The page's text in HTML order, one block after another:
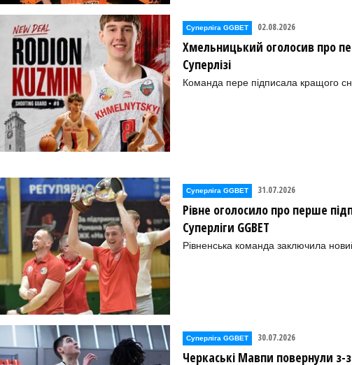
Суперліга GGBET 02.08.2026
Хмельницький оголосив про
Суперлізі
Команда пере підписала кращого
Суперліга GGBET 31.07.2026
Рівне оголосило про перше
Суперліги GGBET
Рівненська команда заключила
Суперліга GGBET 30.07.2026
Черкаські Мавпи повернули з-